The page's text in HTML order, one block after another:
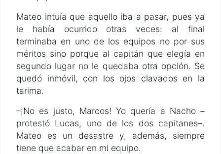
Mateo intuía que aquello iba a pasar, pues ya
le había ocurrido otras veces: al final
terminaba en uno de los equipos no por sus
méritos sino porque al capitán que elegía en
segundo lugar no le quedaba otra opción. Se
quedó inmóvil, con los ojos clavados en la
tarima.
–¡No es justo, Marcos! Yo quería a Nacho –
protestó Lucas, uno de los dos capitanes–.
Mateo es un desastre y, además, siempre
tiene que acabar en mi equipo.